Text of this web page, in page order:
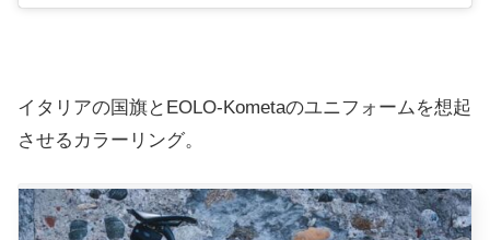
イタリアの国旗とEOLO-Kometaのユニフォームを想起
させるカラーリング。